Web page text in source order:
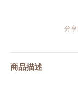
分
商品描述